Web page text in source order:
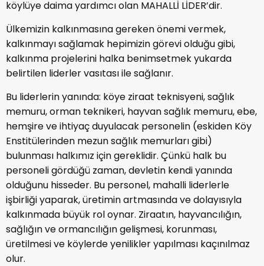
köylüye daima yardımcı olan MAHALLİ LİDER’dir.
Ülkemizin kalkınmasına gereken önemi vermek,
kalkınmayı sağlamak hepimizin görevi olduğu gibi,
kalkınma projelerini halka benimsetmek yukarda
belirtilen liderler vasıtası ile sağlanır.
Bu liderlerin yanında: köye ziraat teknisyeni, sağlık
memuru, orman teknikeri, hayvan sağlık memuru, ebe,
hemşire ve ihtiyaç duyulacak personelin (eskiden Köy
Enstitülerinden mezun sağlık memurları gibi)
bulunması halkımız için gereklidir. Çünkü halk bu
personeli gördüğü zaman, devletin kendi yanında
olduğunu hisseder. Bu personel, mahalli liderlerle
işbirliği yaparak, üretimin artmasında ve dolayısıyla
kalkınmada büyük rol oynar. Ziraatın, hayvancılığın,
sağlığın ve ormancılığın gelişmesi, korunması,
üretilmesi ve köylerde yenilikler yapılması kaçınılmaz
olur.